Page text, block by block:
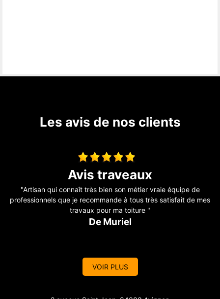
Les avis de nos clients
Toiture fuite
"Il a révisé ma toiture complète j’avais des problèmes de fuite
sur mon toit Problème, résolu, travail efficace. Personne
sérieuse qui connaît bien son métier je recommande. Merci "
De Aurélie
VOIR PLUS